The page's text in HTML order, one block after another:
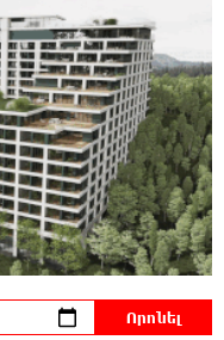
փրկարարները
արգելափակումից
փոփոխություն
Բ Ամենայն Հայոց
նիստը